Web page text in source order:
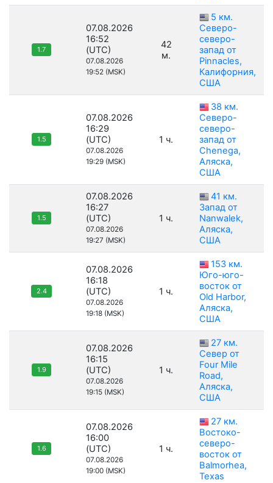
1.7
07.08.2026
16:52
(UTC)
07.08.2026
19:52 (MSK)
42
м.
5 км.
Северо-
северо-
запад от
Pinnacles,
Калифорния,
США
1.5
07.08.2026
16:29
(UTC)
07.08.2026
19:29 (MSK)
1 ч.
38 км.
Северо-
северо-
запад от
Chenega,
Аляска,
США
1.5
07.08.2026
16:27
(UTC)
07.08.2026
19:27 (MSK)
1 ч.
41 км.
Запад от
Nanwalek,
Аляска,
США
2.4
07.08.2026
16:18
(UTC)
07.08.2026
19:18 (MSK)
1 ч.
153 км.
Юго-юго-
восток от
Old Harbor,
Аляска,
США
1.9
07.08.2026
16:15
(UTC)
07.08.2026
19:15 (MSK)
1 ч.
27 км.
Север от
Four Mile
Road,
Аляска,
США
1.6
07.08.2026
16:00
(UTC)
07.08.2026
19:00 (MSK)
1 ч.
27 км.
Востоко-
северо-
восток от
Balmorhea,
Texas